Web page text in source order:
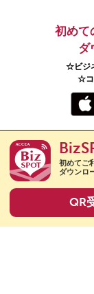
初めて
ダ
☆ビジ
☆コ
初めてご
ダウンロ
QR